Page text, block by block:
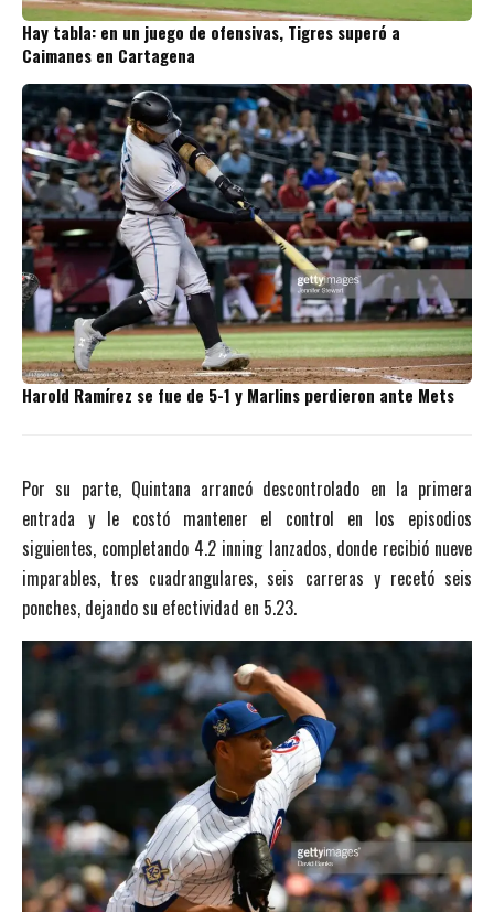
Hay tabla: en un juego de ofensivas, Tigres superó a
Caimanes en Cartagena
Harold Ramírez se fue de 5-1 y Marlins perdieron ante Mets
Por su parte, Quintana arrancó descontrolado en la primera
entrada y le costó mantener el control en los episodios
siguientes, completando 4.2 inning lanzados, donde recibió nueve
imparables, tres cuadrangulares, seis carreras y recetó seis
ponches, dejando su efectividad en 5.23.